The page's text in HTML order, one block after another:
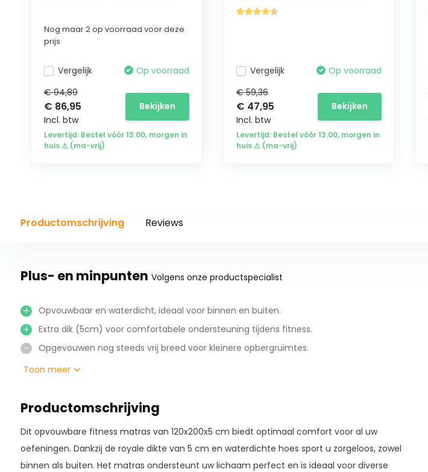
Nog maar 2 op voorraad voor deze
prijs
Vergelijk
Op voorraad
€ 94,89
€ 86,95
Incl. btw
Bekijken
Levertijd: Bestel vóór 13:00, morgen in
huis ⚠ (ma-vrij)
Vergelijk
Op voorraad
€ 59,36
€ 47,95
Incl. btw
Bekijken
Levertijd: Bestel vóór 13:00, morgen in
huis ⚠ (ma-vrij)
Productomschrijving Reviews
Plus- en minpunten Volgens onze productspecialist
Opvouwbaar en waterdicht, ideaal voor binnen en buiten.
Extra dik (5cm) voor comfortabele ondersteuning tijdens fitness.
Opgevouwen nog steeds vrij breed voor kleinere opbergruimtes.
Toon meer
Productomschrijving
Dit opvouwbare fitness matras van 120x200x5 cm biedt optimaal comfort voor al uw
oefeningen. Dankzij de royale dikte van 5 cm en waterdichte hoes sport u zorgeloos, zowel
binnen als buiten. Het matras ondersteunt uw lichaam perfect en is ideaal voor diverse